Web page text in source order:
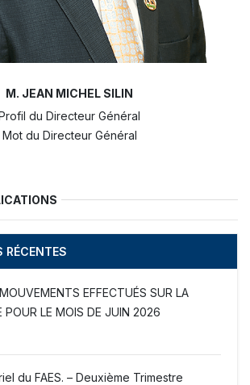
M. JEAN MICHEL SILIN
du Directeur Général
Mot du Directeur Général
RÉCENTES
EFFECTUÉS SUR LA
POUR LE MOIS DE JUIN 2026
du FAES. – Deuxième Trimestre